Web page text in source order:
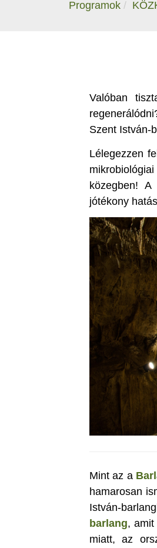
Programok
Valóban
Szent István-
Lélegezzen
közegben!
jótékony
Mint az a
hamarosan
István-
barlang, amit
miatt, az